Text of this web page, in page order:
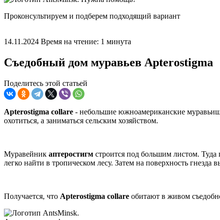
Проконсультируем и подберем подходящий вариант
14.11.2024 Время на чтение: 1 минута
Съедобный дом муравьев Apterostigma
Поделитесь этой статьей
Apterostigma collare - небольшие южноамериканские
охотиться, а заниматься сельским хозяйством.
Муравейник аптеростигм строится под большим листом. Туда
легко найти в тропическом лесу. Затем на поверхность
Получается, что Apterostigma collare обитают в живом